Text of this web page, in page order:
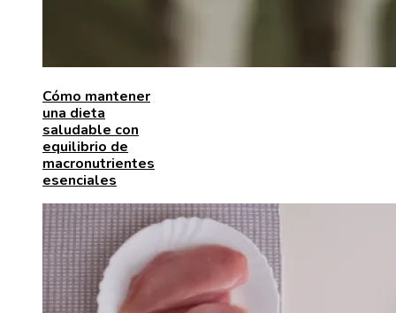
Cómo mantener
una dieta
saludable con
equilibrio de
macronutrientes
esenciales